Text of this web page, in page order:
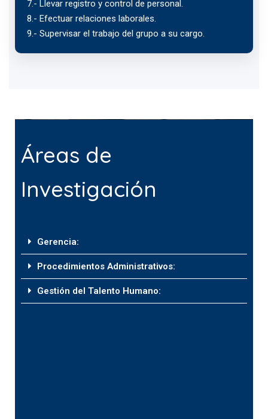
7.- Llevar registro y control de personal.
8.- Efectuar relaciones laborales.
9.- Supervisar el trabajo del grupo a su cargo.
Áreas de
Investigación
Gerencia:
Procedimientos Administrativos:
Gestión del Talento Humano: